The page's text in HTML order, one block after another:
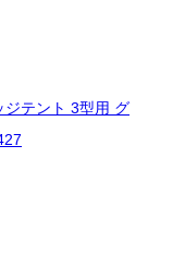
テント 3型用 グ